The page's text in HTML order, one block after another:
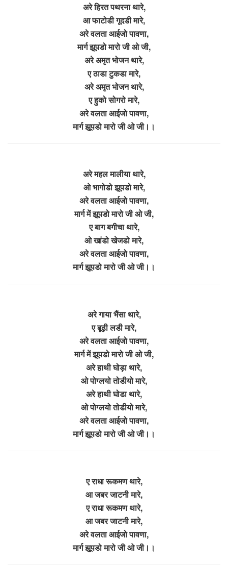
अरे हिरत पथरना थारे,
आ फाटोडी गूदडी मारे,
अरे वलता आईजो पावणा,
मार्ग झूपडो मारो जी ओ जी,
अरे अमृत भोजन थारे,
ए ठाडा टुकडा मारे,
अरे अमृत भोजन थारे,
ए हुको सोगरो मारे,
अरे वलता आईजो पावणा,
मार्ग झूपडो मारो जी ओ जी।।
अरे महल मालीया थारे,
ओ भागोडो झूपडो मारे,
अरे वलता आईजो पावणा,
मार्ग में झूपडो मारो जी ओ जी,
ए बाग बगीचा थारे,
ओ खांडो खेजडो मारे,
अरे वलता आईजो पावणा,
मार्ग झूपडो मारो जी ओ जी।।
अरे गाया भैंसा थारे,
ए बूढ़ी लडी मारे,
अरे वलता आईजो पावणा,
मार्ग में झूपडो मारो जी ओ जी,
अरे हाथी घोड़ा थारे,
ओ पोग्लयो तोडीयो मारे,
अरे हाथी घोडा थारे,
ओ पोग्लयो तोडीयो मारे,
अरे वलता आईजो पावणा,
मार्ग झूपडो मारो जी ओ जी।।
ए राधा रूकमण थारे,
आ जबर जाटनी मारे,
ए राधा रूकमण थारे,
आ जबर जाटनी मारे,
अरे वलता आईजो पावणा,
मार्ग झूपडो मारो जी ओ जी।।